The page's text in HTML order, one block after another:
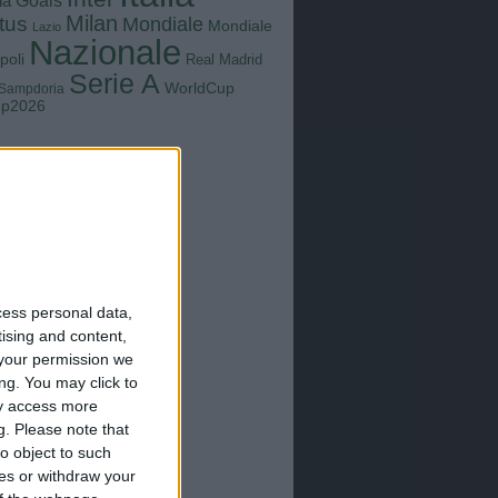
personal data,
and content,
permission we
You may click to
access more
Please note that
object to such
or withdraw your
Lazio Milan Mondiale Mondiale
Nazionale Real Madrid
Sampdoria Serie A WorldCup